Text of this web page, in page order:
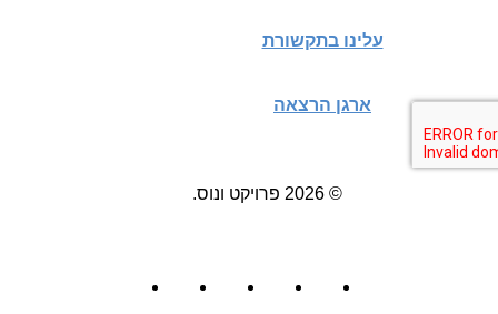
עלינו בתקשורת
ארגן הרצאה
© 2026 פרויקט ונוס.